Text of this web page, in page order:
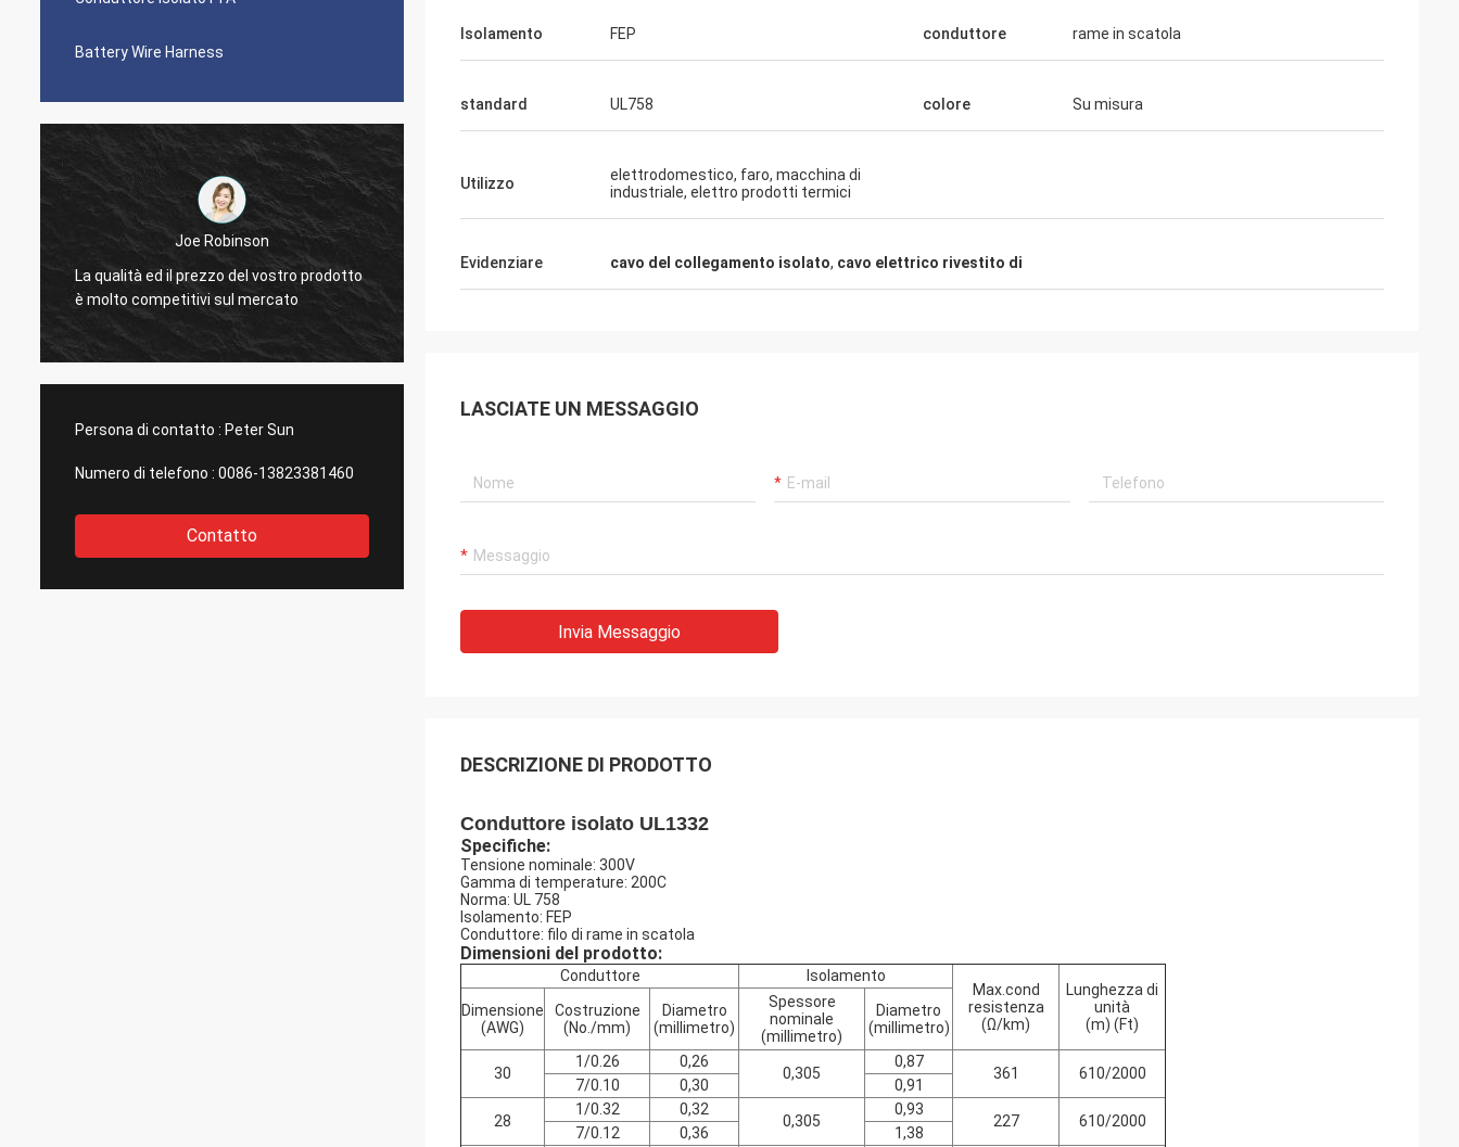
Battery Wire Harness
Diego Cuellar
Le vostre merci di qualità superiore sono
paragonate a quelle di altri produttori.
Mysun è una società molto buona, la
gente è molto gentile, prodotti è molto
Persona di contatto : Peter Sun
Numero di telefono : 0086-13823381460
Contatto
Isolamento FEP conduttore rame in scatola
standard UL758 colore Su misura
Utilizzo
elettrodomestico, faro, macchina di
industriale, elettro prodotti termici
Evidenziare cavo del collegamento isolato, cavo elettrico rivestito di
LASCIATE UN MESSAGGIO
Invia Messaggio
DESCRIZIONE DI PRODOTTO
Conduttore isolato UL1332
Specifiche:
Tensione nominale: 300V
Gamma di temperature: 200C
Norma: UL 758
Isolamento: FEP
Conduttore: filo di rame in scatola
Dimensioni del prodotto:
Conduttore
Isolamento
Max.cond
resistenza
(Ω/km)
Lunghezza di
unità
(m) (Ft)
Dimensione
(AWG)
Costruzione
(No./mm)
Diametro
(millimetro)
Spessore
nominale
(millimetro)
Diametro
(millimetro)
30
1/0.26 0,26
0,305
0,87
361 610/2000
7/0.10 0,30 0,91
28
1/0.32 0,32
0,305
0,93
227 610/2000
7/0.12 0,36 1,38